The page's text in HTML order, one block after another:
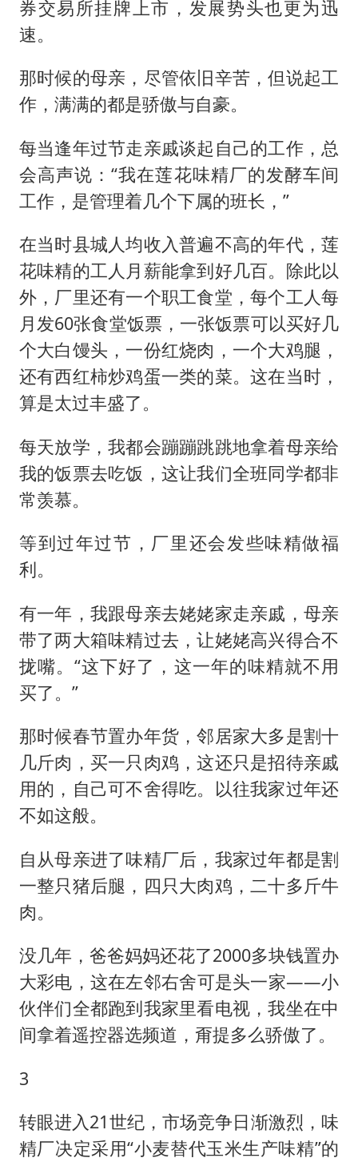
券交易所挂牌上市，发展势头也更为迅
速。
那时候的母亲，尽管依旧辛苦，但说起工
作，满满的都是骄傲与自豪。
每当逢年过节走亲戚谈起自己的工作，总
会高声说：“我在莲花味精厂的发酵车间
工作，是管理着几个下属的班长，”
在当时县城人均收入普遍不高的年代，莲
花味精的工人月薪能拿到好几百。除此以
外，厂里还有一个职工食堂，每个工人每
月发60张食堂饭票，一张饭票可以买好几
个大白馒头，一份红烧肉，一个大鸡腿，
还有西红柿炒鸡蛋一类的菜。这在当时，
算是太过丰盛了。
每天放学，我都会蹦蹦跳跳地拿着母亲给
我的饭票去吃饭，这让我们全班同学都非
常羡慕。
等到过年过节，厂里还会发些味精做福
利。
有一年，我跟母亲去姥姥家走亲戚，母亲
带了两大箱味精过去，让姥姥高兴得合不
拢嘴。“这下好了，这一年的味精就不用
买了。”
那时候春节置办年货，邻居家大多是割十
几斤肉，买一只肉鸡，这还只是招待亲戚
用的，自己可不舍得吃。以往我家过年还
不如这般。
自从母亲进了味精厂后，我家过年都是割
一整只猪后腿，四只大肉鸡，二十多斤牛
肉。
没几年，爸爸妈妈还花了2000多块钱置办
大彩电，这在左邻右舍可是头一家——小
伙伴们全都跑到我家里看电视，我坐在中
间拿着遥控器选频道，甭提多么骄傲了。
3
转眼进入21世纪，市场竞争日渐激烈，味
精厂决定采用“小麦替代玉米生产味精”的